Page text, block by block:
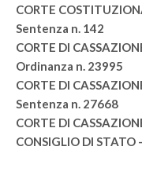
CORTE
Sentenza n. 142
CORTE DI
Ordinanza n. 23995
CORTE DI
Sentenza n. 27668
CORTE DI
CONSIGLIO DI